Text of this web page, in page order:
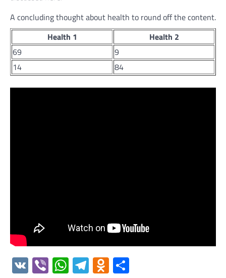
A concluding thought about health to round off the content.
Health 1
Health 2
69
9
14
84
VK ViberWhatsApp
Telegram
Odnoklassniki